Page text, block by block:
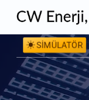
SİMÜLATÖR